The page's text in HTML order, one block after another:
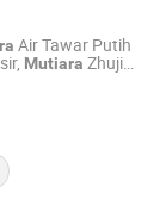
Air Tawar Putih
Mutiara Zhuji